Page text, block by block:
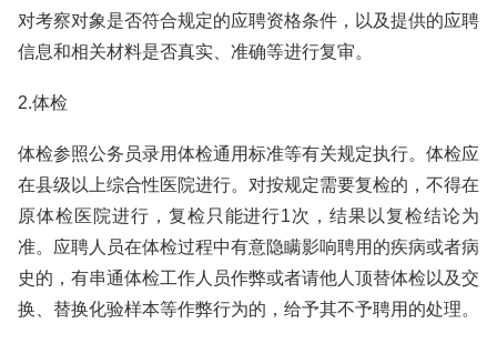
对考察对象是否符合规定的应聘资格条件，以及提供的应聘
信息和相关材料是否真实、准确等进行复审。
2.体检
体检参照公务员录用体检通用标准等有关规定执行。体检应
在县级以上综合性医院进行。对按规定需要复检的，不得在
原体检医院进行，复检只能进行1次，结果以复检结论为
准。应聘人员在体检过程中有意隐瞒影响聘用的疾病或者病
史的，有串通体检工作人员作弊或者请他人顶替体检以及交
换、替换化验样本等作弊行为的，给予其不予聘用的处理。